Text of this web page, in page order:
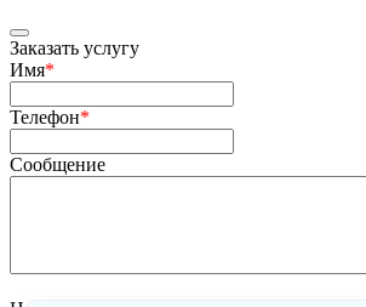
Заказать услугу
Имя*
Телефон*
Сообщение